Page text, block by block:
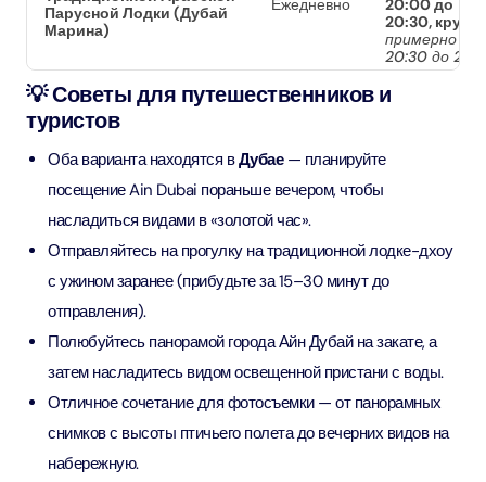
Парусной Лодки (Дубай
Марина)
Ежедневно
20:00 до
20:30, круиз
примерно с
20:30 до
💡 Советы для путешественников и
туристов
Оба варианта находятся вДубае— планируйте
посещение Ain Dubai пораньше вечером, чтобы
насладиться видами в «золотой час».
Отправляйтесь на прогулку на традиционной лодке-дхоу
с ужином заранее (прибудьте за 15–30 минут до
отправления).
Полюбуйтесь панорамой города Айн Дубай на закате, а
затем насладитесь видом освещенной пристани с воды.
Отличное сочетание для фотосъемки — от панорамных
снимков с высоты птичьего полета до вечерних видов на
набережную.